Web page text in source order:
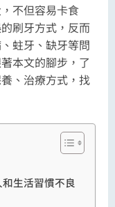
不但容易卡食
刷牙方式，反而
蛀牙、缺牙等問
本文的腳步，了
、治療方式，找
生活習慣不良